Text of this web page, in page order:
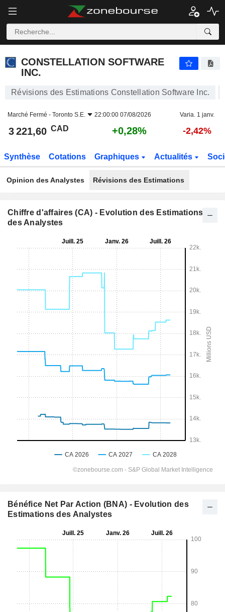
CONSTELLATION SOFTWARE
INC.
Révisions des Estimations Constellation Software Inc.
Marché Fermé - Toronto S.E. 22:00:00 07/08/2026 Varia. 1 janv.
3 221,60 CAD +0,28% -2,42%
Synthèse Cotations Graphiques Actualités
Opinion des Analystes Révisions des Estimations
Chiffre d'affaires (CA) - Evolution des Estimations
des Analystes
Bénéfice Net Par Action (BNA) - Evolution des
Estimations des Analystes